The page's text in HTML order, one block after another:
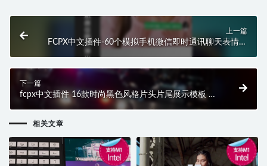
上一篇
FCPX中文插件-60个模拟手机微信即时通讯聊天表情文
下一篇
fcpx中文插件 16款时尚黑色风格片头片尾展示模板 支
相关文章